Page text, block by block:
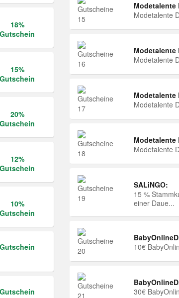
18%
Gutschein
15%
Gutschein
20%
Gutschein
12%
Gutschein
10%
Gutschein
Gutschein
Gutschein
Modetalente
Modetalente
Modetalente
Modetalente
Modetalente
Modetalente
Modetalente
Modetalente
SALiNGO:
15 %
einer Daue...
10€
30€